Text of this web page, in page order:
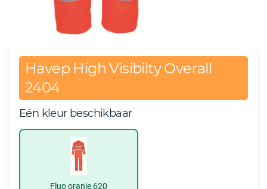
Havep High Visibilty Overall
2404
Eén kleur beschikbaar
Fluo oranje 620